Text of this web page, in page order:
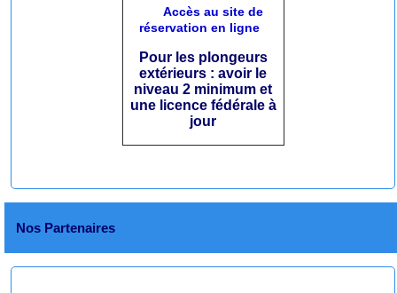
Accès au site de
réservation en ligne
Pour les plongeurs
extérieurs : avoir le
niveau 2 minimum et
une licence fédérale à
jour
Nos Partenaires